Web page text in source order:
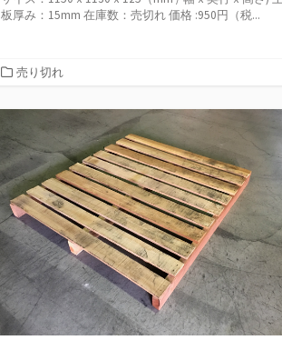
板厚み：15mm 在庫数：売切れ 価格 :950円（税...
カ
ゴ
ー
売り切れ